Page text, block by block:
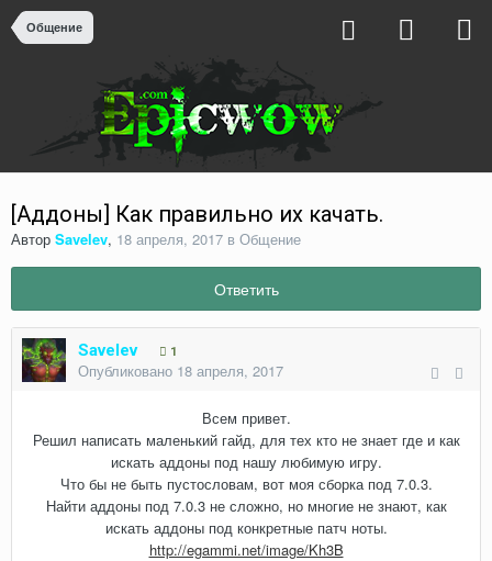
Общение
[Аддоны] Как правильно их качать.
Автор Savelev, 18 апреля, 2017 в Общение
Ответить
Savelev 1
Опубликовано 18 апреля, 2017
Всем привет.
Решил написать маленький гайд, для тех кто не знает где и как
искать аддоны под нашу любимую игру.
Что бы не быть пустословам, вот моя сборка под 7.0.3.
Найти аддоны под 7.0.3 не сложно, но многие не знают, как
искать аддоны под конкретные патч ноты.
http://egammi.net/image/Kh3B